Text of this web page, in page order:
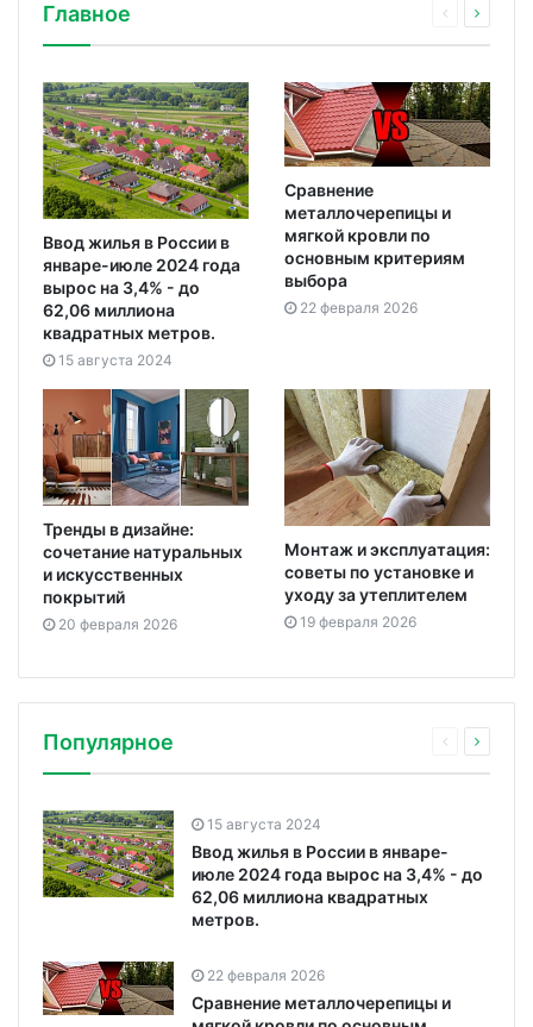
Главное
Ввод жилья в России в
январе-июле 2024 года
вырос на 3,4% - до
62,06 миллиона
квадратных метров.
15 августа 2024
Сравнение
металлочерепицы и
мягкой кровли по
основным критериям
выбора
22 февраля 2026
Тренды в дизайне:
сочетание натуральных
и искусственных
покрытий
20 февраля 2026
Монтаж и эксплуатация:
советы по установке и
уходу за утеплителем
19 февраля 2026
Популярное
15 августа 2024
Ввод жилья в России в январе-
июле 2024 года вырос на 3,4% - до
62,06 миллиона квадратных
метров.
22 февраля 2026
Сравнение металлочерепицы и